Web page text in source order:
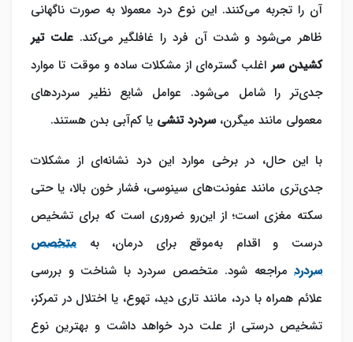
آن را تجربه می‌کنند. این نوع درد معمولا به صورت ناگهانی
ظاهر می‌‎شود و شدت آن فرد را غافلگیر می‌‎کند.
علت تیر
کشیدن سراغلب گستره‌ای از مشکلات ساده و موقت تا موارد
جدی‌تر را شامل می‌‎شود. عوامل شایع نظیر سردردهای
معمولی مانند میگرن،سردرد تنشی یا کم‌آبی بدن هستند.
با این حال، در برخی موارد این درد نشانه‌ای از مشکلات
جدی‌تری مانند عفونت‌های سینوسی، فشار خون بالا، یا حتی
سکته مغزی است؛ از این‌رو ضروری است که برای تشخیص
درست و اقدام به‌موقع برای درمان، به متخصص
سردرد مراجعه شود. متخصص سردرد با شناخت و بررسی
علائم همراه با درد، مانند تاری دید، تهوع، یا اختلال در تمرکز،
تشخیص درستی از علت درد خواهد داشت و بهترین نوع